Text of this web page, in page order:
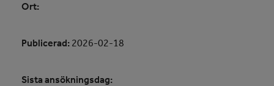
Ort:
Publicerad: 2026-02-18
Sista ansökningsdag: